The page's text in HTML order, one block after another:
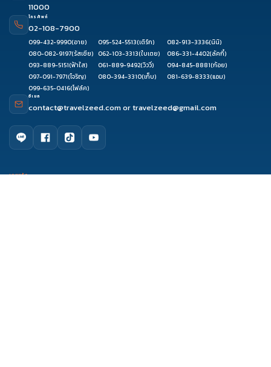
11000
โทรศัพท์
02-108-7900
099-432-9990(อาย) 095-524-5513(เติร์ก) 082-913-3336(นินิ)
080-082-9197(รัสเซีย) 062-103-3313(ใบเตย) 086-331-4402(ลัคกี้)
093-889-5151(ฟ้าใส) 061-889-9492(วิววี่) 094-845-8881(ก้อย)
097-091-7971(โจริญ) 080-394-3310(เก็บ) 081-639-8333(แอม)
099-635-0416(โฟล์ค)
อีเมล
contact@travelzeed.comortravelzeed@gmail.com
เมนูหลัก